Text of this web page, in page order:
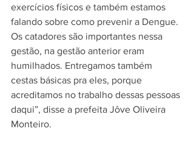
exercícios físicos e também estamos
falando sobre como prevenir a Dengue.
Os catadores são importantes nessa
gestão, na gestão anterior eram
humilhados. Entregamos também
cestas básicas pra eles, porque
acreditamos no trabalho dessas pessoas
daqui”, disse a prefeita Jôve Oliveira
Monteiro.